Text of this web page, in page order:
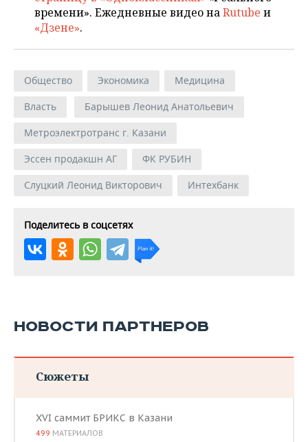
времени». Ежедневные видео наRutube и
«Дзене».
Общество Экономика
Медицина
Власть
Барышев Леонид Анатольевич
Метроэлектротранс г. Казани
Эссен продакшн АГ
ФК РУБИН
Слуцкий Леонид Викторович
Интехбанк
Поделитесь в соцсетях
НОВОСТИ ПАРТНЕРОВ
Сюжеты
XVI саммит БРИКС в Казани
499 МАТЕРИАЛОВ